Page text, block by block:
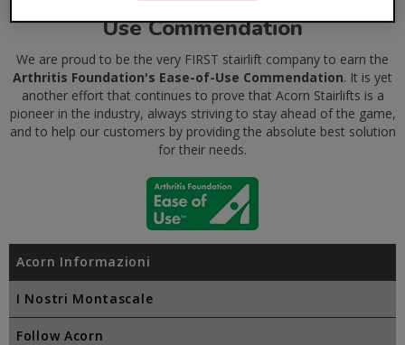
Use Commendation
We are proud to be the very FIRST stairlift company to earn the
Arthritis Foundation's Ease-of-Use Commendation. It is yet
another effort that continues to prove that Acorn Stairlifts is a
pioneer in the industry, always striving to stay ahead of the game,
and to help our customers by providing the absolute best solution
for their needs.
Acorn Informazioni
I Nostri Montascale
Follow Acorn